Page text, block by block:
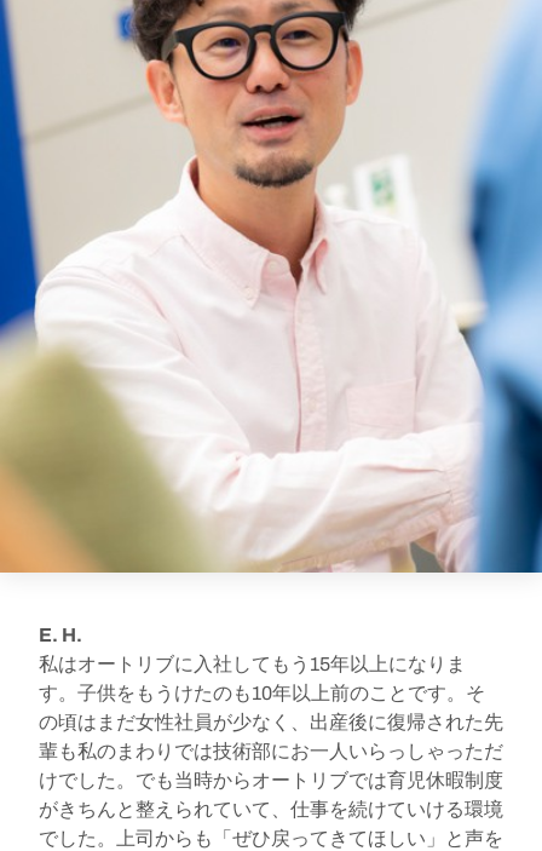
E. H.
私はオートリブに入社してもう15年以上になりま
す。子供をもうけたのも10年以上前のことです。そ
の頃はまだ女性社員が少なく、出産後に復帰された先
輩も私のまわりでは技術部にお一人いらっしゃっただ
けでした。でも当時からオートリブでは育児休暇制度
がきちんと整えられていて、仕事を続けていける環境
でした。上司からも「ぜひ戻ってきてほしい」と声を